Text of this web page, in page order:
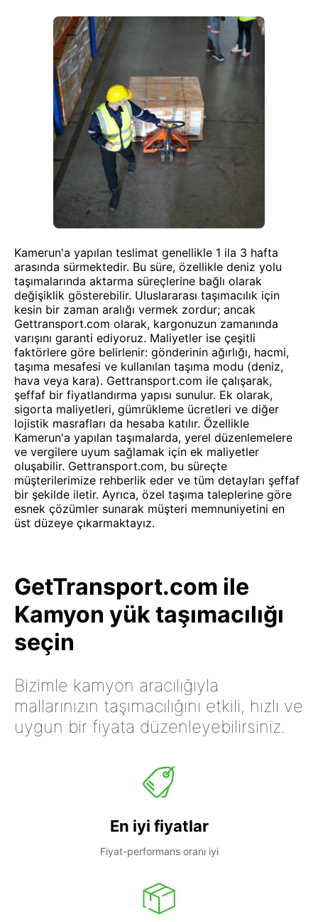
Kamerun'a yapılan teslimat genellikle 1 ila 3 hafta
arasında sürmektedir. Bu süre, özellikle deniz yolu
taşımalarında aktarma süreçlerine bağlı olarak
değişiklik gösterebilir. Uluslararası taşımacılık için
kesin bir zaman aralığı vermek zordur; ancak
Gettransport.com olarak, kargonuzun zamanında
varışını garanti ediyoruz. Maliyetler ise çeşitli
faktörlere göre belirlenir: gönderinin ağırlığı, hacmi,
taşıma mesafesi ve kullanılan taşıma modu (deniz,
hava veya kara). Gettransport.com ile çalışarak,
şeffaf bir fiyatlandırma yapısı sunulur. Ek olarak,
sigorta maliyetleri, gümrükleme ücretleri ve diğer
lojistik masrafları da hesaba katılır. Özellikle
Kamerun'a yapılan taşımalarda, yerel düzenlemelere
ve vergilere uyum sağlamak için ek maliyetler
oluşabilir. Gettransport.com, bu süreçte
müşterilerimize rehberlik eder ve tüm detayları şeffaf
bir şekilde iletir. Ayrıca, özel taşıma taleplerine göre
esnek çözümler sunarak müşteri memnuniyetini en
üst düzeye çıkarmaktayız.
GetTransport.com ile
Kamyon yük taşımacılığı
seçin
Bizimle kamyon aracılığıyla
mallarınızın taşımacılığını etkili, hızlı ve
uygun bir fiyata düzenleyebilirsiniz.
En iyi fiyatlar
Fiyat-performans oranı iyi